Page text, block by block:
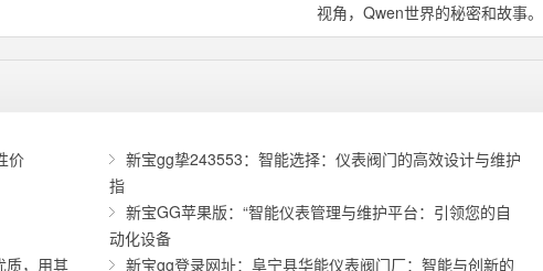
视角，Qwen世界的秘密和故事。
价
新宝gg挚243553：智能选择：仪表阀门的高效设计与维护
指
新宝GG苹果版：“智能仪表管理与维护平台：引领您的自
动化设备
质，用其
新宝gg登录网址：阜宁县华能仪表阀门厂：智能与创新的